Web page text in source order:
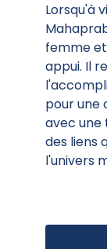
Lorsqu'à
femme
appui. Il
pour une
avec une
des liens
l'univers